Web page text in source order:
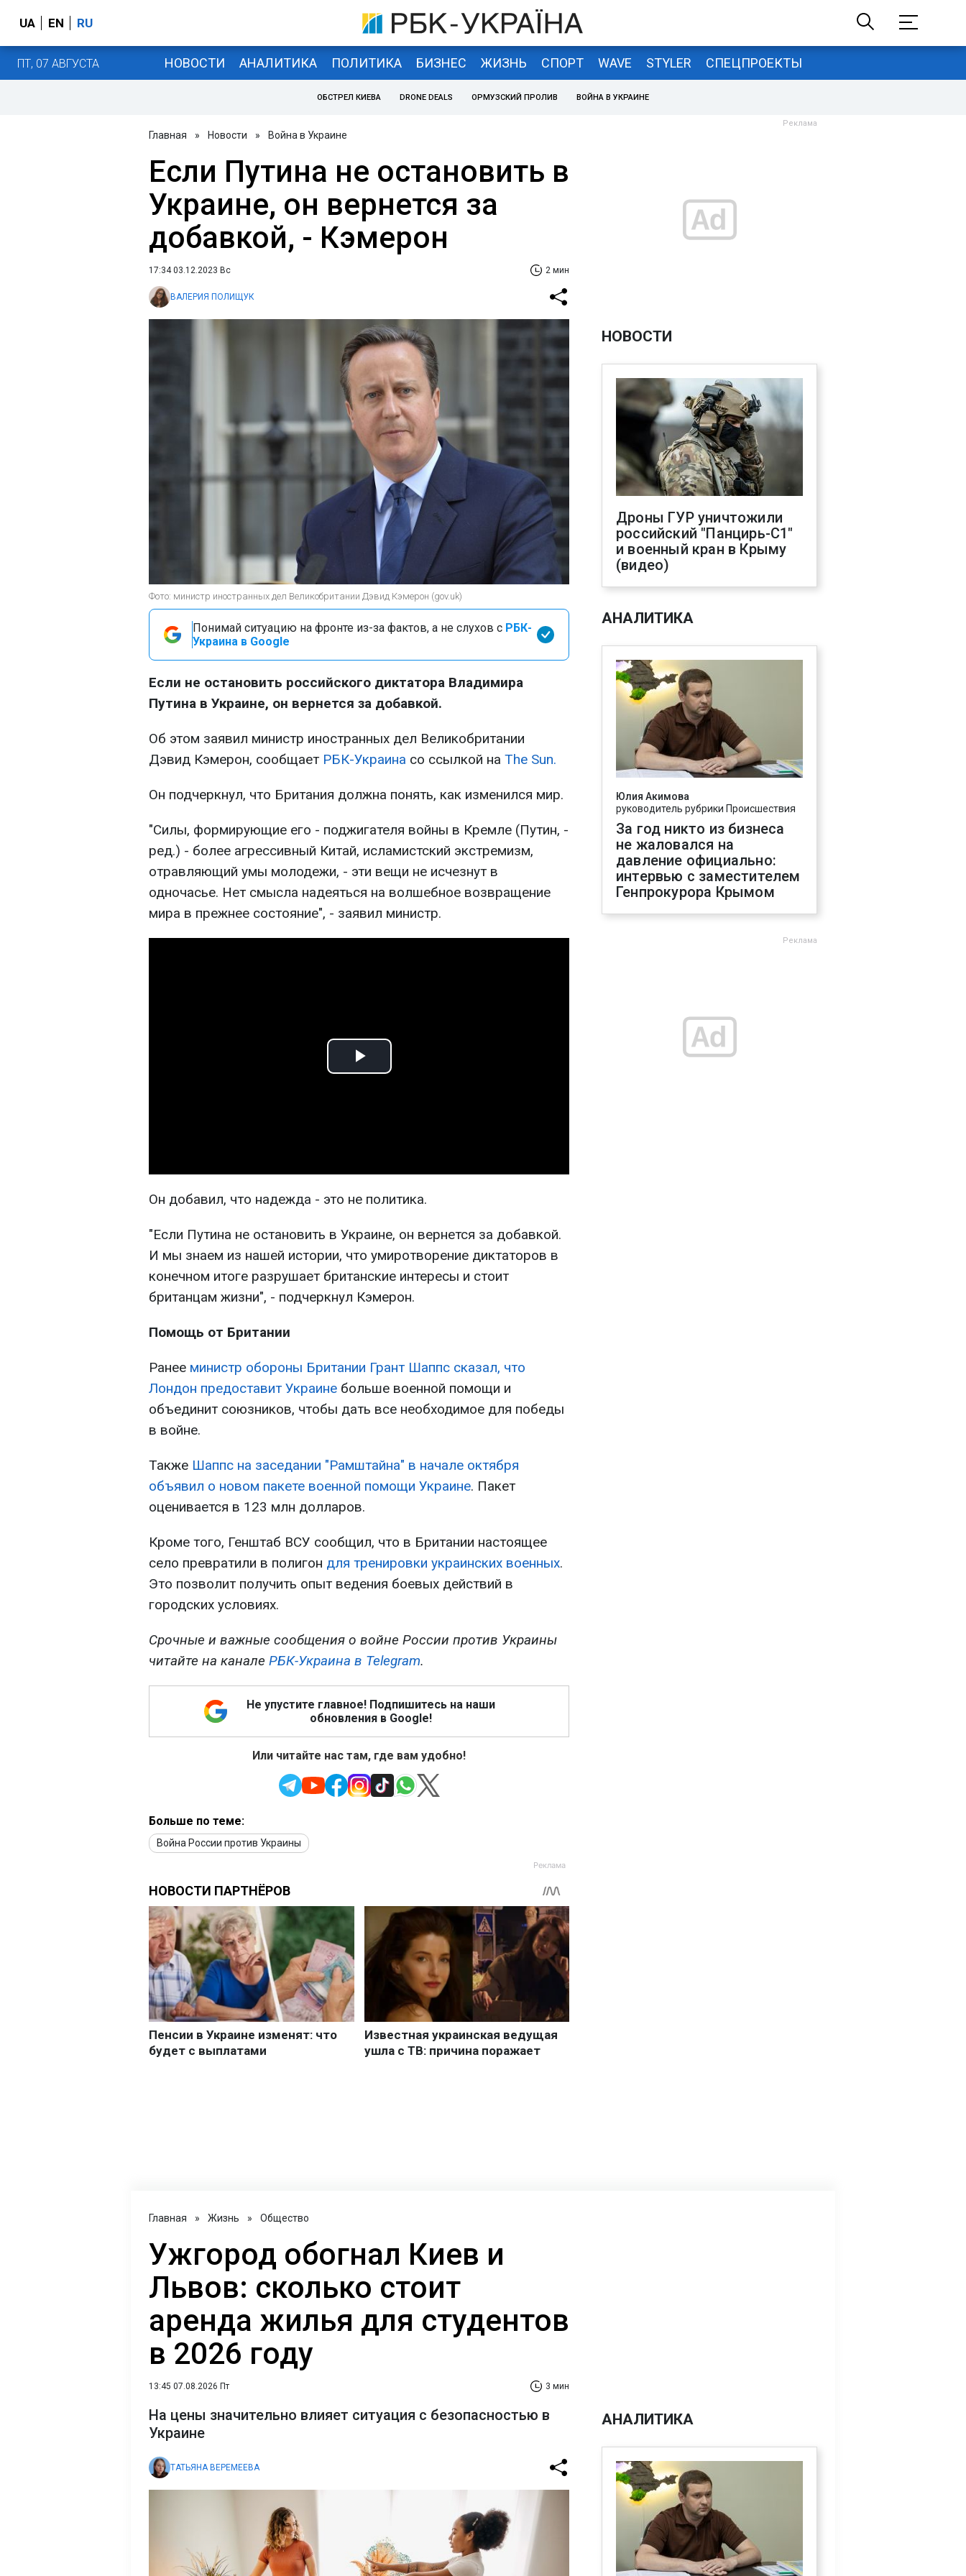
UA EN RU
ПТ, 07 АВГУСТА НОВОСТИ АНАЛИТИКА ПОЛИТИКА БИЗНЕС ЖИЗНЬ СПОРТ WAVE STYLER СПЕЦПРОЕКТЫ
ОБСТРЕЛ КИЕВА DRONE DEALS ОРМУЗСКИЙ ПРОЛИВ ВОЙНА В УКРАИНЕ
Главная » Новости » Война в Украине
Если Путина не остановить в
Украине, он вернется за
добавкой, - Кэмерон
17:34 03.12.2023 Вс 2 мин
ВАЛЕРИЯ ПОЛИЩУК
Фото: министр иностранных дел Великобритании Дэвид Кэмерон (gov.uk)
Понимай ситуацию на фронте из-за фактов, а не слухов с РБК-
Украина в Google
Если не остановить российского диктатора Владимира
Путина в Украине, он вернется за добавкой.
Об этом заявил министр иностранных дел Великобритании
Дэвид Кэмерон, сообщает РБК-Украина со ссылкой на The Sun.
Он подчеркнул, что Британия должна понять, как изменился мир.
"Силы, формирующие его - поджигателя войны в Кремле (Путин, -
ред.) - более агрессивный Китай, исламистский экстремизм,
отравляющий умы молодежи, - эти вещи не исчезнут в
одночасье. Нет смысла надеяться на волшебное возвращение
мира в прежнее состояние", - заявил министр.
Play
Он добавил, что надежда - это не политика.
"Если Путина не остановить в Украине, он вернется за добавкой.
И мы знаем из нашей истории, что умиротворение диктаторов в
конечном итоге разрушает британские интересы и стоит
британцам жизни", - подчеркнул Кэмерон.
Помощь от Британии
Ранее министр обороны Британии Грант Шаппс сказал, что
Лондон предоставит Украине больше военной помощи и
объединит союзников, чтобы дать все необходимое для победы
в войне.
Также Шаппс на заседании "Рамштайна" в начале октября
объявил о новом пакете военной помощи Украине. Пакет
оценивается в 123 млн долларов.
Кроме того, Генштаб ВСУ сообщил, что в Британии настоящее
село превратили в полигон для тренировки украинских военных.
Это позволит получить опыт ведения боевых действий в
городских условиях.
Срочные и важные сообщения о войне России против Украины
читайте на канале РБК-Украина в Telegram.
Не упустите главное! Подпишитесь на наши
обновления в Google!
Или читайте нас там, где вам удобно!
Больше по теме:
Война России против Украины
НОВОСТИ
Дроны ГУР уничтожили
российский "Панцирь-С1"
и военный кран в Крыму
(видео)
АНАЛИТИКА
Юлия Акимова
руководитель рубрики Происшествия
За год никто из бизнеса
не жаловался на
давление официально:
интервью с заместителем
Генпрокурора Крымом
Главная » Жизнь » Общество
Ужгород обогнал Киев и
Львов: сколько стоит
аренда жилья для студентов
в 2026 году
13:45 07.08.2026 Пт 3 мин
На цены значительно влияет ситуация с безопасностью в
Украине
ТАТЬЯНА ВЕРЕМЕЕВА
АНАЛИТИКА